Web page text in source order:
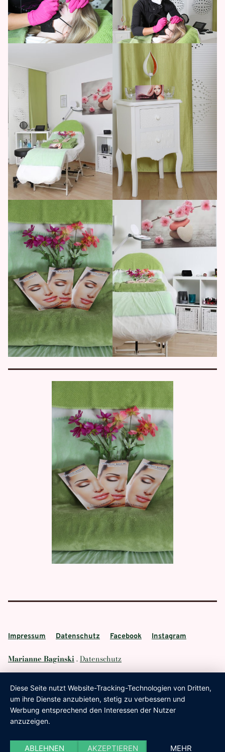
Impressum Datenschutz Facebook Instagram
Marianne Baginski.Datenschutz
Diese Seite nutzt Website-Tracking-Technologien von Dritten,
um ihre Dienste anzubieten, stetig zu verbessern und
Werbung entsprechend den Interessen der Nutzer
anzuzeigen.
ABLEHNEN AKZEPTIEREN MEHR